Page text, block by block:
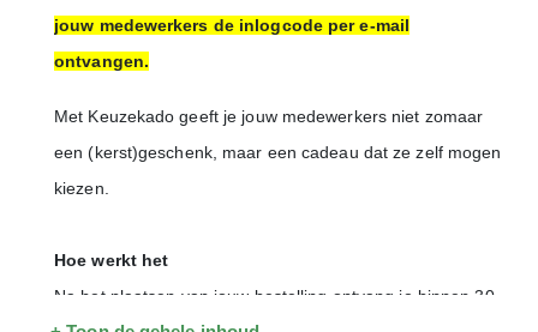
jouw medewerkers de inlogcode per e-mail
ontvangen.
Met Keuzekado geeft je jouw medewerkers niet zomaar
een (kerst)geschenk, maar een cadeau dat ze zelf mogen
kiezen.
Hoe werkt het
Na het plaatsen van jouw bestelling ontvang je binnen 30